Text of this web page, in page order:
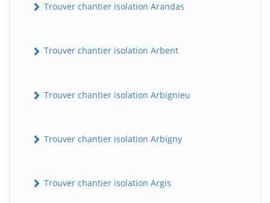
Trouver chantier isolation Arandas
Trouver chantier isolation Arbent
Trouver chantier isolation Arbignieu
Trouver chantier isolation Arbigny
Trouver chantier isolation Argis